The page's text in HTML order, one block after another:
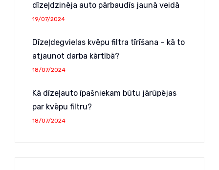
dīzeļdzinēja auto pārbaudīs jaunā veidā
19/07/2024
Dīzeļdegvielas kvēpu filtra tīrīšana – kā to
atjaunot darba kārtībā?
18/07/2024
Kā dīzeļauto īpašniekam būtu jārūpējas
par kvēpu filtru?
18/07/2024